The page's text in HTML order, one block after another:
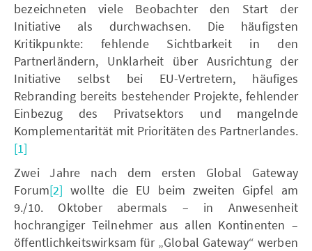
bezeichneten viele Beobachter den Start der
Initiative als durchwachsen. Die häufigsten
Kritikpunkte: fehlende Sichtbarkeit in den
Partnerländern, Unklarheit über Ausrichtung der
Initiative selbst bei EU-Vertretern, häufiges
Rebranding bereits bestehender Projekte, fehlender
Einbezug des Privatsektors und mangelnde
Komplementarität mit Prioritäten des Partnerlandes.
[1]
Zwei Jahre nach dem ersten Global Gateway
Forum[2] wollte die EU beim zweiten Gipfel am
9./10. Oktober abermals – in Anwesenheit
hochrangiger Teilnehmer aus allen Kontinenten –
öffentlichkeitswirksam für „Global Gateway“ werben